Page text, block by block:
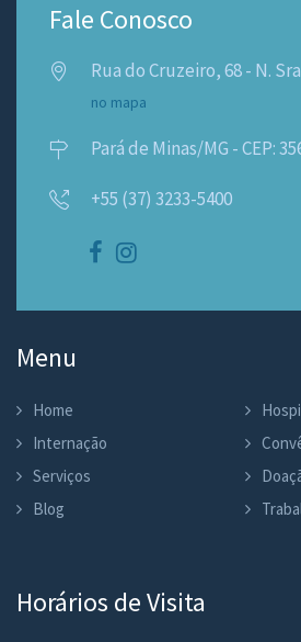
Fale Conosco
Rua do Cruzeiro, 68 - N.
no mapa
Pará de Minas/MG - CEP:
+55 (37) 3233-5400
Menu
Home
Internação
Serviços
Blog
Horários de Visita